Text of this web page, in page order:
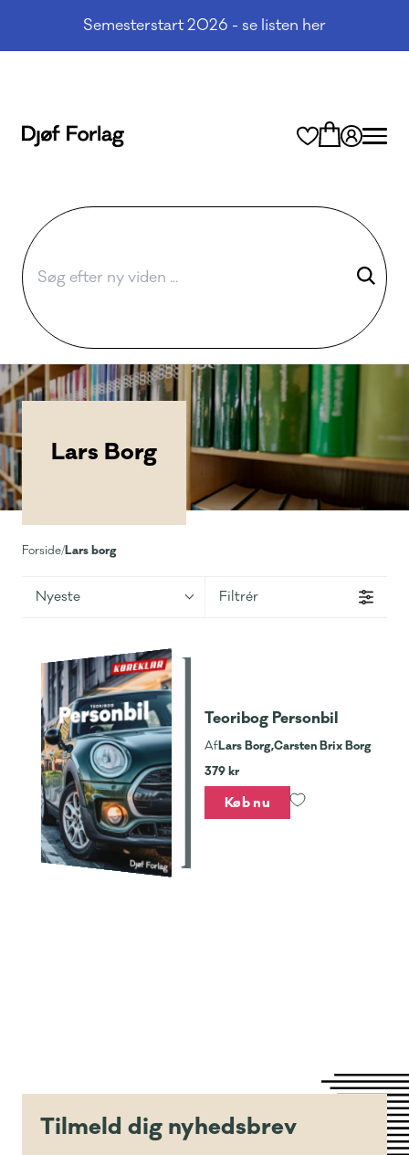
Semesterstart 2026 - se listen her
Lars Borg
Forside/Lars borg
Nyeste Filtrér
Teoribog Personbil
AfLars Borg,Carsten Brix Borg
379 kr
Køb nu
Tilmeld dig nyhedsbrev